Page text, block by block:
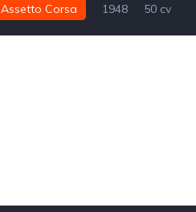
Assetto Corsa 1948
50 cv